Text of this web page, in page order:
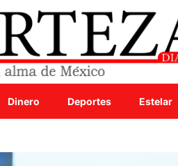
Dinero Deportes Estelar